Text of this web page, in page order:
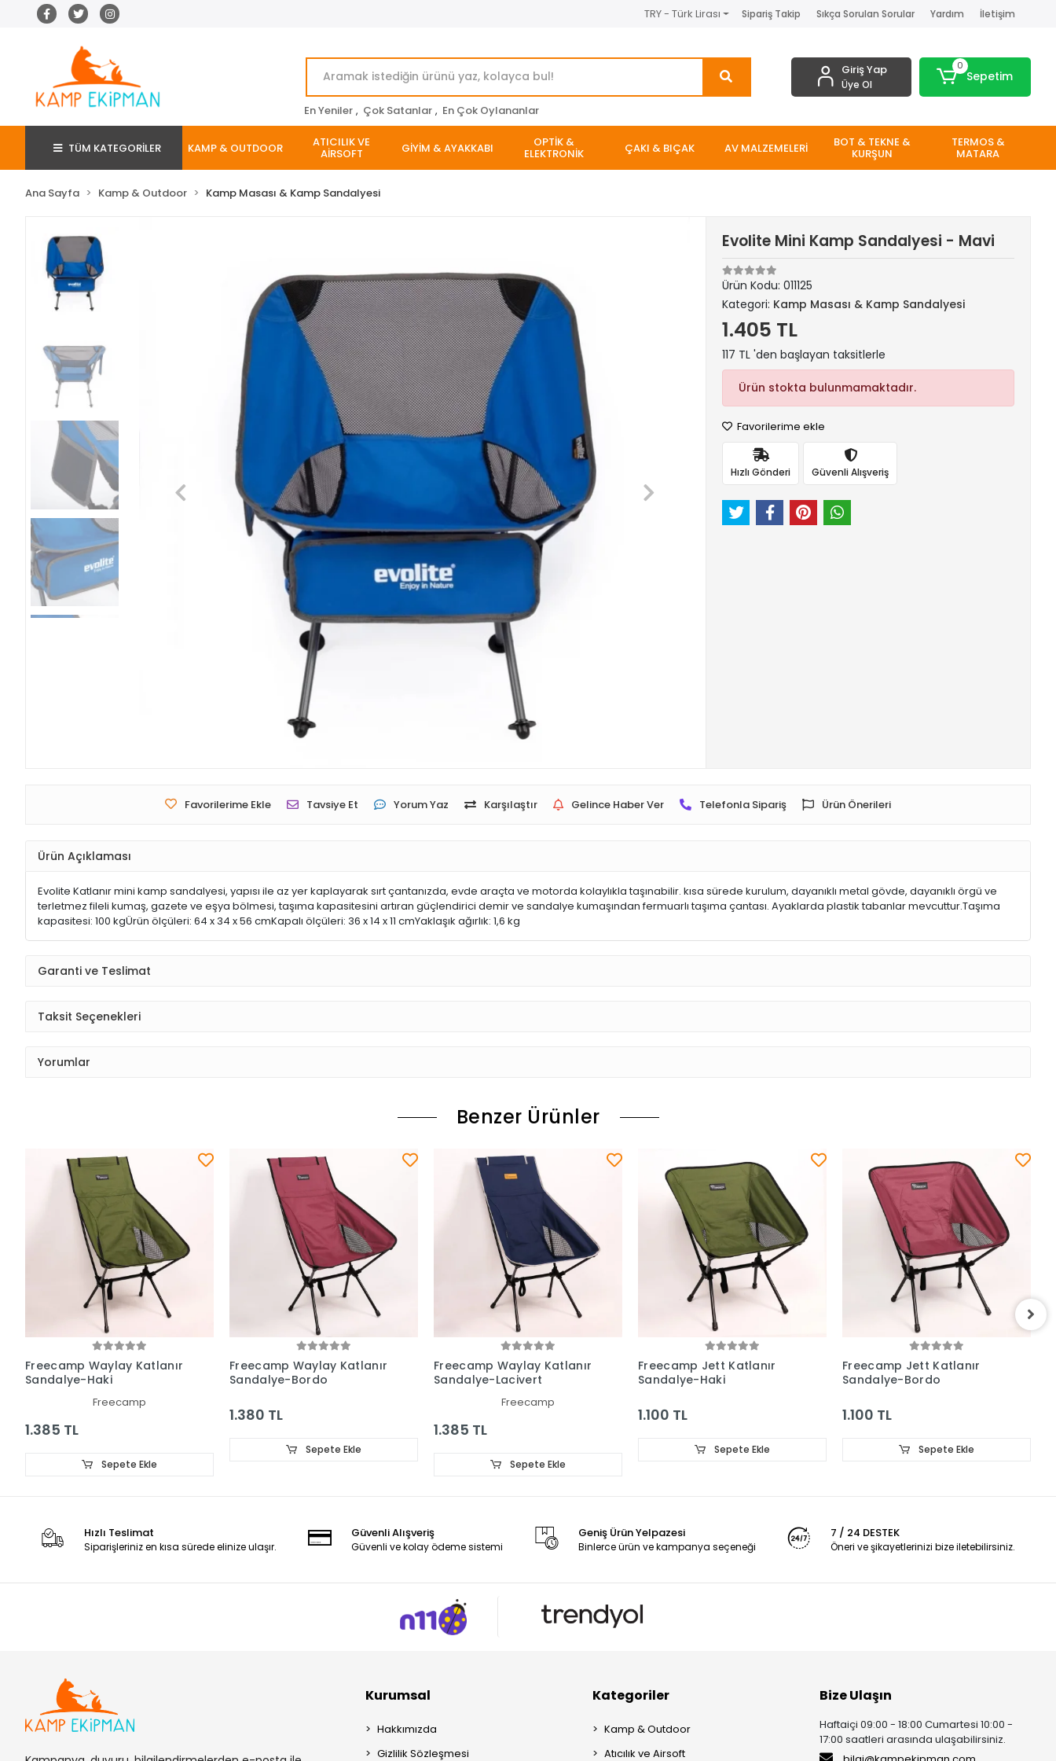
TRY - Türk Lirası Sipariş Takip Sıkça Sorulan Sorular Yardım İletişim
En Yeniler , Çok Satanlar , En Çok Oylananlar
Giriş Yap
Üye Ol
0
Sepetim
TÜM KATEGORİLER KAMP & OUTDOOR ATICILIK VE
AİRSOFT GİYİM & AYAKKABI OPTİK &
ELEKTRONİK ÇAKI & BIÇAK AV MALZEMELERİ BOT & TEKNE &
KURŞUN
TERMOS &
MATARA
Ana Sayfa Kamp & Outdoor Kamp Masası & Kamp Sandalyesi
Evolite Mini Kamp Sandalyesi - Mavi
Ürün Kodu:011125
Kategori: Kamp Masası & Kamp Sandalyesi
1.405 TL
117 TL 'den başlayan taksitlerle
Ürün stokta bulunmamaktadır.
Favorilerime ekle
Hızlı Gönderi Güvenli Alışveriş
Favorilerime Ekle Tavsiye Et Yorum Yaz Karşılaştır Gelince Haber Ver Telefonla Sipariş Ürün Önerileri
Ürün Açıklaması
Evolite Katlanır mini kamp sandalyesi, yapısı ile az yer kaplayarak sırt çantanızda, evde araçta ve motorda kolaylıkla taşınabilir. kısa sürede kurulum, dayanıklı metal gövde, dayanıklı örgü ve
terletmez fileli kumaş, gazete ve eşya bölmesi, taşıma kapasitesini artıran güçlendirici demir ve sandalye kumaşından fermuarlı taşıma çantası. Ayaklarda plastik tabanlar mevcuttur.Taşıma
kapasitesi: 100 kgÜrün ölçüleri: 64 x 34 x 56 cmKapalı ölçüleri: 36 x 14 x 11 cmYaklaşık ağırlık: 1,6 kg
Garanti ve Teslimat
Taksit Seçenekleri
Yorumlar
Benzer Ürünler
Freecamp Waylay Katlanır
Sandalye-Haki
Freecamp
1.385 TL
Sepete Ekle
Freecamp Waylay Katlanır
Sandalye-Bordo
1.380 TL
Sepete Ekle
Freecamp Waylay Katlanır
Sandalye-Lacivert
Freecamp
1.385 TL
Sepete Ekle
Freecamp Jett Katlanır
Sandalye-Haki
1.100 TL
Sepete Ekle
Freecamp Jett Katlanır
Sandalye-Bordo
1.100 TL
Sepete Ekle
Hızlı Teslimat
Siparişleriniz en kısa sürede elinize ulaşır.
Güvenli Alışveriş
Güvenli ve kolay ödeme sistemi
Geniş Ürün Yelpazesi
Binlerce ürün ve kampanya seçeneği
7 / 24 DESTEK
Öneri ve şikayetlerinizi bize iletebilirsiniz.
Kurumsal
Hakkımızda
Gizlilik Sözleşmesi
Kategoriler
Kamp & Outdoor
Atıcılık ve Airsoft
Bize Ulaşın
Haftaiçi 09:00 - 18:00 Cumartesi 10:00 -
17:00 saatleri arasında ulaşabilirsiniz.